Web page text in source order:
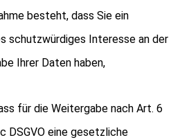
besteht, dass Sie ein
schutzwürdiges Interesse an der
Ihrer Daten haben,
für die Weitergabe nach Art. 6
DSGVO eine gesetzliche